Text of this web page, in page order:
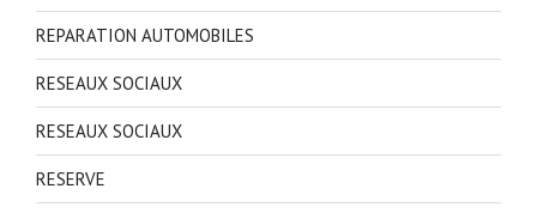
REPARATION AUTOMOBILES
RESEAUX SOCIAUX
RESEAUX SOCIAUX
RESERVE